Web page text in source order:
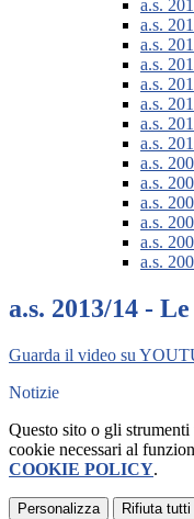
a.s.
a.s.
a.s.
a.s.
a.s.
a.s.
a.s.
a.s.
a.s.
a.s.
a.s.
a.s.
a.s.
a.s.
a.s. 2013/14 -
Guarda il video su
Notizie
Questo sito o gli
cookie necessari al
COOKIE POLICY.
Personalizza Rifiuta tutti